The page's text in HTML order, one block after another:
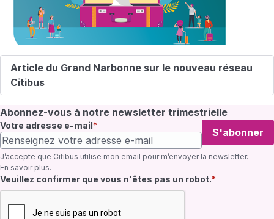
Article du Grand Narbonne sur le nouveau réseau
Citibus
Abonnez-vous à notre newsletter trimestrielle
Votre adresse e-mail
S'abonner
J’accepte que Citibus utilise mon email pour m’envoyer la newsletter.
En savoir plus.
Champ requis
Veuillez confirmer que vous n'êtes pas un robot.